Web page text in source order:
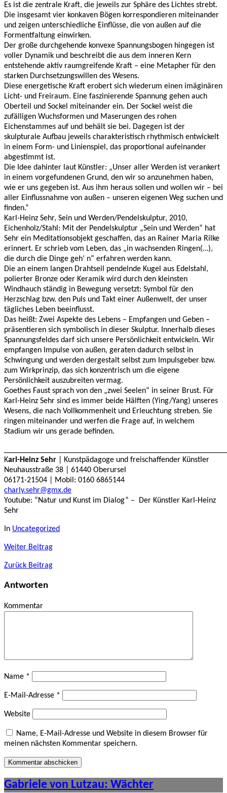
Es ist die zentrale Kraft, die jeweils zur Sphäre des Lichtes strebt.
Die insgesamt vier konkaven Bögen korrespondieren miteinander
und zeigen unterschiedliche Einflüsse, die von außen auf die
Formentfaltung einwirken.
Der große durchgehende konvexe Spannungsbogen hingegen ist
voller Dynamik und beschreibt die aus dem inneren Kern
entstehende aktiv raumgreifende Kraft – eine Metapher für den
starken Durchsetzungswillen des Wesens.
Diese energetische Kraft erobert sich wiederum einen imäginären
Licht- und Freiraum. Eine faszinierende Spannung gehen auch
Oberteil und Sockel miteinander ein. Der Sockel weist die
zufälligen Wuchsformen und Maserungen des rohen
Eichenstammes auf und behält sie bei. Dagegen ist der
skulpturale Aufbau jeweils charakteristisch rhythmisch entwickelt
in einem Form- und Linienspiel, das proportional aufeinander
abgestimmt ist.
Die Idee dahinter laut Künstler: „Unser aller Werden ist verankert
in einem vorgefundenen Grund, den wir so anzunehmen haben,
wie er uns gegeben ist. Aus ihm heraus sollen und wollen wir – bei
aller Einflussnahme von außen – unseren eigenen Weg suchen und
finden.“
Karl-Heinz Sehr, Sein und Werden/Pendelskulptur, 2010,
Eichenholz/Stahl: Mit der Pendelskulptur „Sein und Werden“ hat
Sehr ein Meditationsobjekt geschaffen, das an Rainer Maria Rilke
erinnert. Er schrieb vom Leben, das „in wachsenden Ringen(…),
die durch die Dinge geh‘ n“ erfahren werden kann.
Die an einem langen Drahtseil pendelnde Kugel aus Edelstahl,
polierter Bronze oder Keramik wird durch den kleinsten
Windhauch ständig in Bewegung versetzt: Symbol für den
Herzschlag bzw. den Puls und Takt einer Außenwelt, der unser
tägliches Leben beeinflusst.
Das heißt: Zwei Aspekte des Lebens – Empfangen und Geben –
präsentieren sich symbolisch in dieser Skulptur. Innerhalb dieses
Spannungsfeldes darf sich unsere Persönlichkeit entwickeln. Wir
empfangen Impulse von außen, geraten dadurch selbst in
Schwingung und werden dergestalt selbst zum Impulsgeber bzw.
zum Wirkprinzip, das sich konzentrisch um die eigene
Persönlichkeit auszubreiten vermag.
Goethes Faust sprach von den „zwei Seelen“ in seiner Brust. Für
Karl-Heinz Sehr sind es immer beide Hälften (Ying/Yang) unseres
Wesens, die nach Vollkommenheit und Erleuchtung streben. Sie
ringen miteinander und werfen die Frage auf, in welchem
Stadium wir uns gerade befinden.
Karl-Heinz Sehr | Kunstpädagoge und freischaffender Künstler
Neuhausstraße 38 | 61440 Oberursel
06171-21504 | Mobil: 0160 6865144
charly.sehr@gmx.de
Youtube: “Natur und Kunst im Dialog” – Der Künstler Karl-Heinz
Sehr
In Uncategorized
Weiter Beitrag
Zurück Beitrag
Antworten
Kommentar
Name *
E-Mail-Adresse *
Website
Name, E-Mail-Adresse und Website in diesem Browser für
meinen nächsten Kommentar speichern.
Gabriele von Lutzau: Wächter